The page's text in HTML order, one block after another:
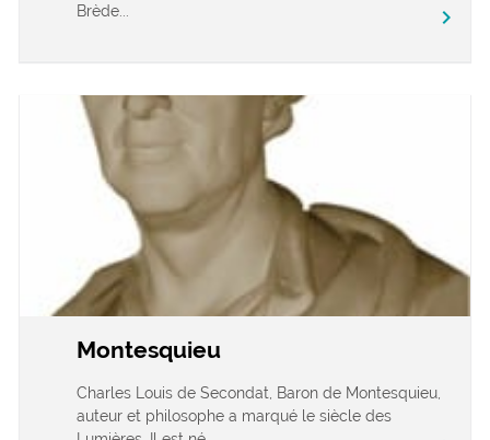
Brède...
chevron_right
Montesquieu
Charles Louis de Secondat, Baron de Montesquieu,
auteur et philosophe a marqué le siècle des